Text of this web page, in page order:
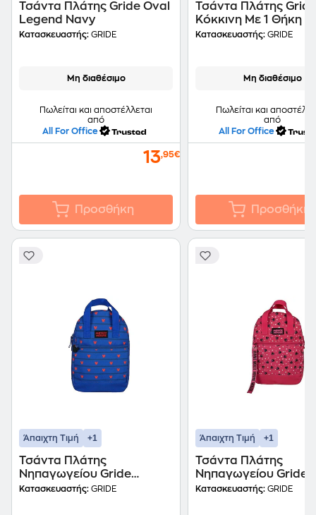
Τσάντα Πλάτης Gride Oval
Legend Navy
Κατασκευαστής: GRIDE
Μη διαθέσιμο
Πωλείται και αποστέλλεται
από
All For Office
13,95€
Προσθήκη
Τσάντα Πλάτης Gride
Κόκκινη Με 1 Θήκη
Κατασκευαστής: GRIDE
Μη διαθέσιμο
Πωλείται και
από
All For Office
Προσθήκη
Άπαιχτη Τιμή +1
Τσάντα Πλάτης
Νηπαγωγείου Gride
"Mickey" Μπλε
Κατασκευαστής: GRIDE
Άπαιχτη Τιμή +1
Τσάντα Πλάτης
Νηπαγωγείου Gride
"Minnie" Ροζ
Κατασκευαστής: GRIDE